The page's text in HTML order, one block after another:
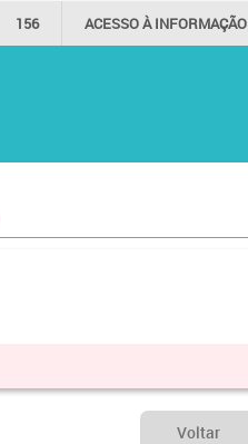
156 ACESSO ÀINFORMAÇÃO
Voltar